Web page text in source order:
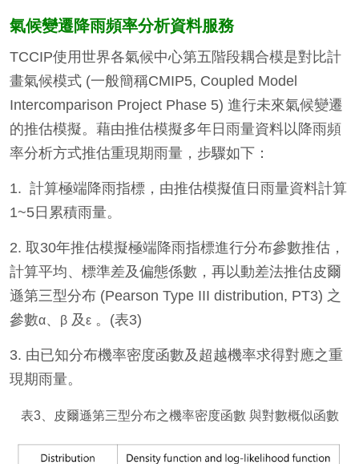
氣候變遷降雨頻率分析資料服務
TCCIP使用世界各氣候中心第五階段耦合模是對比計
畫氣候模式 (一般簡稱CMIP5, Coupled Model
Intercomparison Project Phase 5) 進行未來氣候變遷
的推估模擬。藉由推估模擬多年日雨量資料以降雨頻
率分析方式推估重現期雨量，步驟如下：
1. 計算極端降雨指標，由推估模擬值日雨量資料計算
1~5日累積雨量。
2. 取30年推估模擬極端降雨指標進行分布參數推估，
計算平均、標準差及偏態係數，再以動差法推估皮爾
遜第三型分布 (Pearson Type III distribution, PT3) 之
參數α、 β 及ε 。(表3)
3. 由已知分布機率密度函數及超越機率求得對應之重
現期雨量。
表3、皮爾遜第三型分布之機率密度函數 與對數概似函數